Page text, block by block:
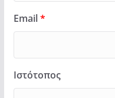
Email*
Ιστότοπος